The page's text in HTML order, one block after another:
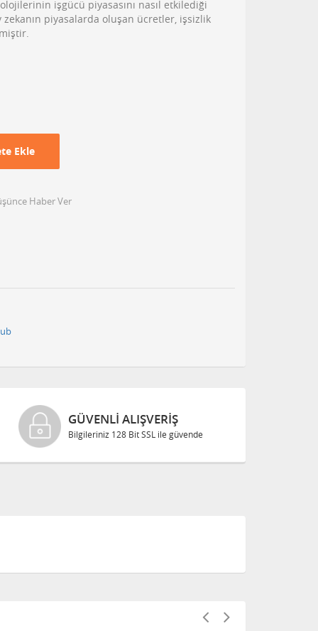
işgücü piyasasını nasıl etkilediği
piyasalarda oluşan ücretler, işsizlik
Ekle
Haber Ver
GÜVENLI ALIŞVERIŞ
Bilgileriniz 128 Bit SSL ile güvende